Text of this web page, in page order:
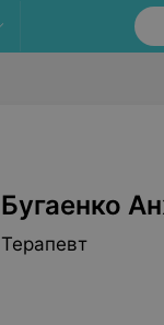
Бугаенко
Терапевт